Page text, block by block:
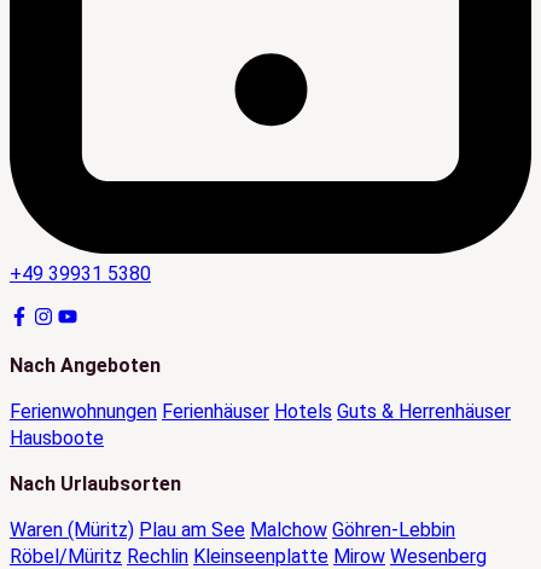
+49 39931 5380
Nach Angeboten
Ferienwohnungen Ferienhäuser Hotels Guts & Herrenhäuser
Hausboote
Nach Urlaubsorten
Waren (Müritz) Plau am See Malchow Göhren-Lebbin
Röbel/Müritz Rechlin Kleinseenplatte Mirow Wesenberg